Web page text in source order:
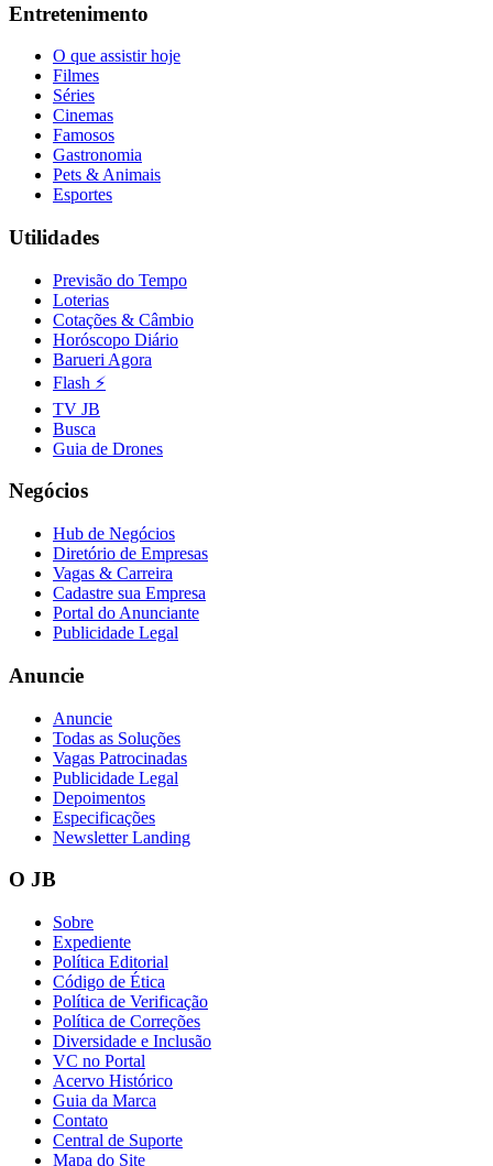
Fluminense
Vasco
Entretenimento
O que assistir hoje
Filmes
Séries
Cinemas
Famosos
Gastronomia
Pets & Animais
Esportes
Utilidades
Previsão do Tempo
Loterias
Cotações & Câmbio
Horóscopo Diário
Barueri Agora
Flash ⚡
TV JB
Busca
Guia de Drones
Negócios
Hub de Negócios
Diretório de Empresas
Vagas & Carreira
Cadastre sua Empresa
Portal do Anunciante
Publicidade Legal
Anuncie
Anuncie
Todas as Soluções
Vagas Patrocinadas
Publicidade Legal
Depoimentos
Especificações
Newsletter Landing
O JB
Sobre
Expediente
Política Editorial
Código de Ética
Política de Verificação
Política de Correções
Diversidade e Inclusão
VC no Portal
Acervo Histórico
Guia da Marca
Contato
Central de Suporte
Mapa do Site